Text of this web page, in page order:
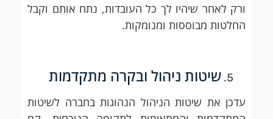
ורק לאחר שיהיו לך כל העובדות, נתח אותם וקבל
החלטות מבוססות ומנומקות.
שיטות ניהול ובקרה מתקדמות
עדכן את שיטות הניהול הנהוגות בחברה לשיטות